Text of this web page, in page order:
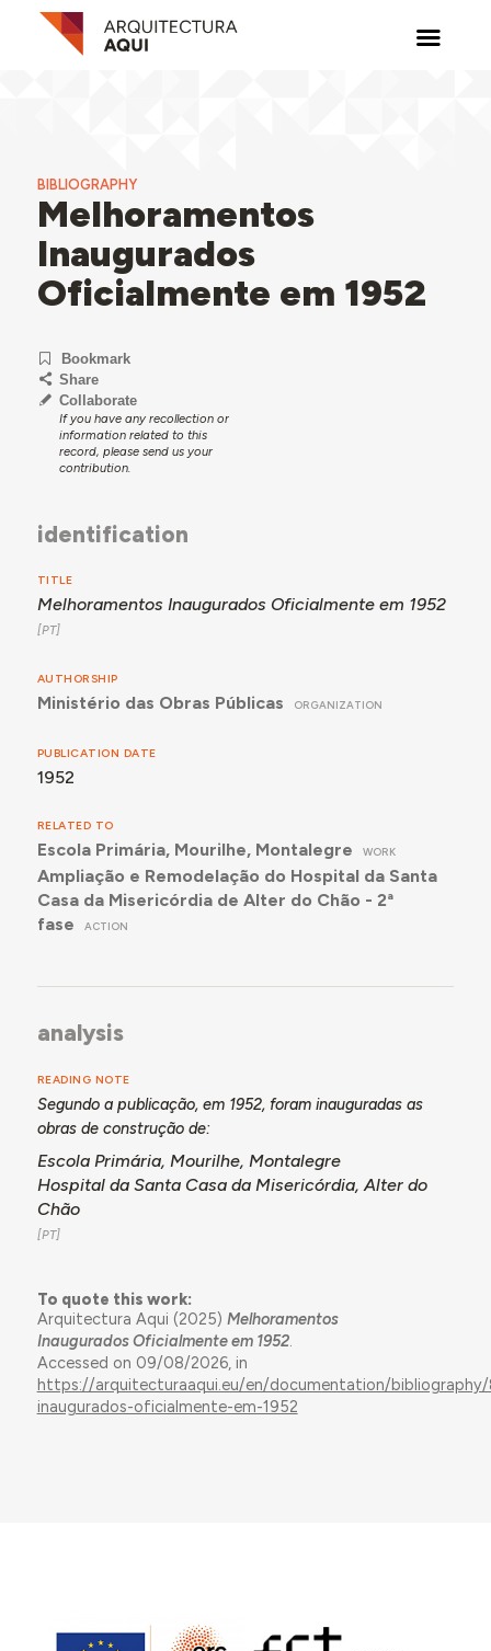
BIBLIOGRAPHY
Melhoramentos
Inaugurados
Oficialmente em 1952
Bookmark
Share
Collaborate
If you have any recollection or
information related to this
record, please send us your
contribution.
identification
TITLE
Melhoramentos Inaugurados Oficialmente em 1952
AUTHORSHIP
Ministério das Obras Públicas ORGANIZATION
PUBLICATION DATE
1952
RELATED TO
Escola Primária, Mourilhe, Montalegre WORK
Ampliação e Remodelação do Hospital da Santa
Casa da Misericórdia de Alter do Chão - 2ª
fase
ACTION
analysis
READING NOTE
Segundo a publicação, em 1952, foram inauguradas as
obras de construção de:
Escola Primária, Mourilhe, Montalegre
Hospital da Santa Casa da Misericórdia, Alter do
Chão
To quote this work:
Arquitectura Aqui (2025) Melhoramentos
Inaugurados Oficialmente em 1952.
Accessed on 09/08/2026, in
https://arquitecturaaqui.eu/en/documentation/
inaugurados-oficialmente-em-1952